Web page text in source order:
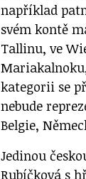
například
svém kontě
Tallinu, ve
kategorii se
nebude
Belgie,
Jedinou
Rubíčková s